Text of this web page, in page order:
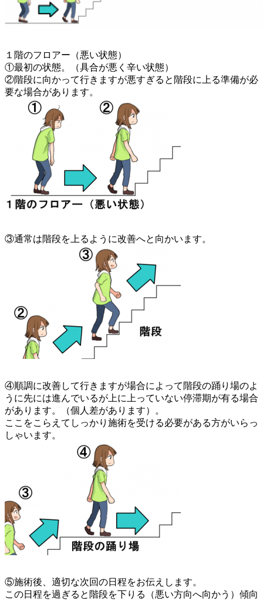
１階のフロアー（悪い状態）
①最初の状態。（具合が悪く辛い状態）
②階段に向かって行きますが悪すぎると階段に上る準備が必
要な場合があります。
③通常は階段を上るように改善へと向かいます。
④順調に改善して行きますが場合によって階段の踊り場のよ
うに先には進んでいるが上に上っていない停滞期が有る場合
があります。（個人差があります）。
ここをこらえてしっかり施術を受ける必要がある方がいらっ
しゃいます。
⑤施術後、適切な次回の日程をお伝えします。
この日程を過ぎると階段を下りる（悪い方向へ向かう）傾向